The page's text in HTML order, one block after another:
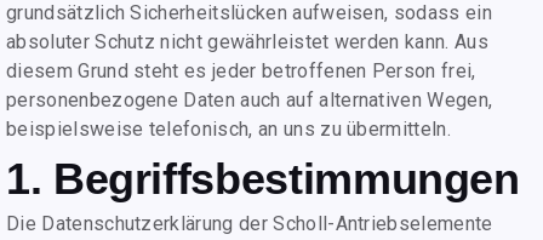
grundsätzlich Sicherheitslücken aufweisen, sodass ein
absoluter Schutz nicht gewährleistet werden kann. Aus
diesem Grund steht es jeder betroffenen Person frei,
personenbezogene Daten auch auf alternativen Wegen,
beispielsweise telefonisch, an uns zu übermitteln.
1. Begriffsbestimmungen
Die Datenschutzerklärung der Scholl-Antriebselemente